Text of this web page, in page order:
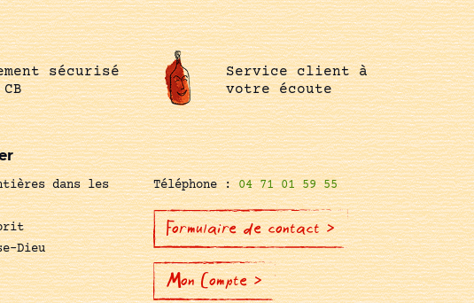
sécurisé
Service client à
votre écoute
dans les
Dieu
Téléphone :04 71 01 59 55
Formulaire de contact >
Mon Compte >